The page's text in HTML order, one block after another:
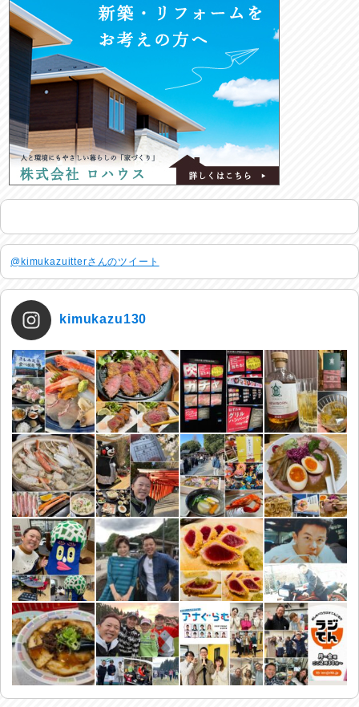
@kimukazuitterさんのツイート
kimukazu130